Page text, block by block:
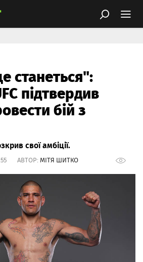
станеться":
підтвердив
бій з
свої амбіції.
АВТОР: МІТЯ ШИТКО